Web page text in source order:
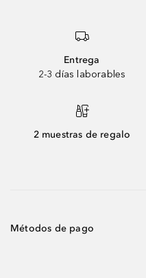
Entrega
2-3 días laborables
2 muestras de regalo
Métodos de pago